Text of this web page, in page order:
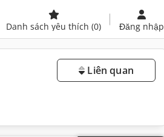
Danh sách yêu thích (0) Đăng nhập
Liên quan